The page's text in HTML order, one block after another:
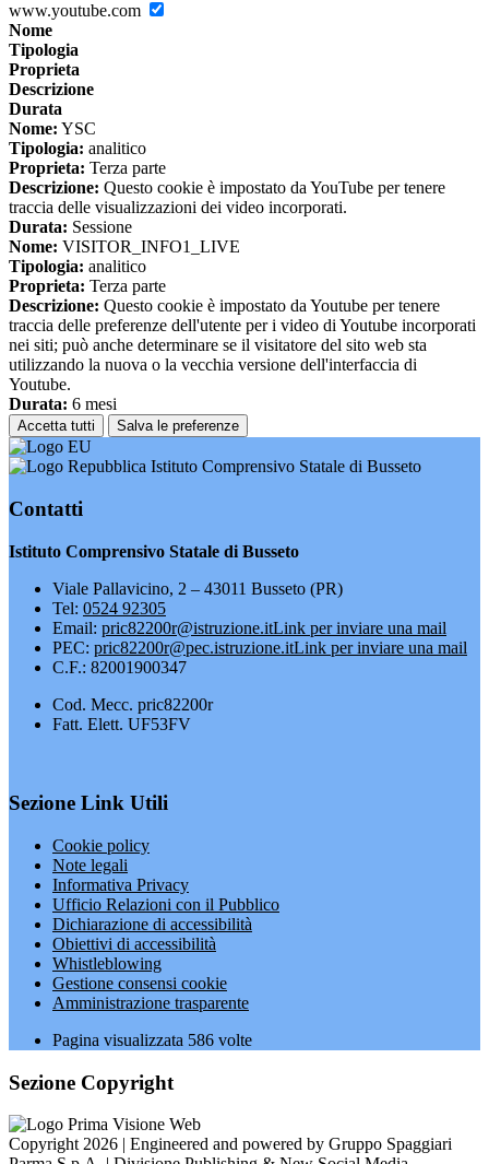
www.youtube.com
Nome
Tipologia
Proprieta
Descrizione
Durata
Nome: YSC
Tipologia: analitico
Proprieta: Terza parte
Descrizione: Questo cookie è impostato da YouTube per tenere
traccia delle visualizzazioni dei video incorporati.
Durata: Sessione
Nome: VISITOR_INFO1_LIVE
Tipologia: analitico
Proprieta: Terza parte
Descrizione: Questo cookie è impostato da Youtube per tenere
traccia delle preferenze dell'utente per i video di Youtube incorporati
nei siti; può anche determinare se il visitatore del sito web sta
utilizzando la nuova o la vecchia versione dell'interfaccia di
Youtube.
Durata: 6 mesi
Accetta tutti Salva le preferenze
Istituto Comprensivo Statale di Busseto
Contatti
Istituto Comprensivo Statale di Busseto
Viale Pallavicino, 2 – 43011 Busseto (PR)
Tel: 0524 92305
Email: pric82200r@istruzione.itLink per inviare una mail
PEC: pric82200r@pec.istruzione.itLink per inviare una mail
C.F.: 82001900347
Cod. Mecc. pric82200r
Fatt. Elett. UF53FV
Sezione Link Utili
Cookie policy
Note legali
Informativa Privacy
Ufficio Relazioni con il Pubblico
Dichiarazione di accessibilità
Obiettivi di accessibilità
Whistleblowing
Gestione consensi cookie
Amministrazione trasparente
Pagina visualizzata 586 volte
Sezione Copyright
Copyright 2026 | Engineered and powered by Gruppo Spaggiari